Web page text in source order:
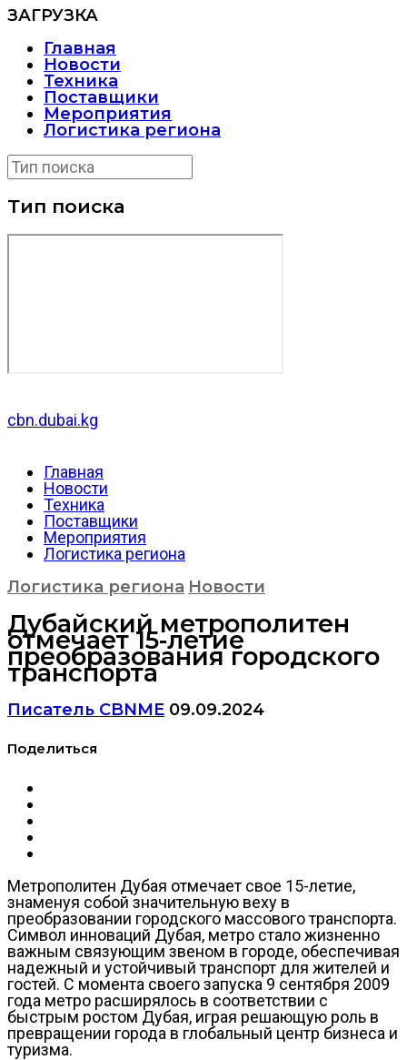
ЗАГРУЗКА
Главная
Новости
Техника
Поставщики
Мероприятия
Логистика региона
Тип поиска
cbn.dubai.kg
Главная
Новости
Техника
Поставщики
Мероприятия
Логистика региона
Логистика региона Новости
Дубайский метрополитен
отмечает 15-летие
преобразования городского
транспорта
Писатель CBNME 09.09.2024
Поделиться
Метрополитен Дубая отмечает свое 15-летие,
знаменуя собой значительную веху в
преобразовании городского массового транспорта.
Символ инноваций Дубая, метро стало жизненно
важным связующим звеном в городе, обеспечивая
надежный и устойчивый транспорт для жителей и
гостей. С момента своего запуска 9 сентября 2009
года метро расширялось в соответствии с
быстрым ростом Дубая, играя решающую роль в
превращении города в глобальный центр бизнеса и
туризма.